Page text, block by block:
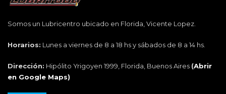
Somos un Lubricentro ubicado en Florida, Vicente Lopez.
Horarios: Lunes a viernes de 8 a 18 hs y sábados de 8 a 14 hs.
Dirección: Hipólito Yrigoyen 1999, Florida, Buenos Aires (Abrir
en Google Maps)